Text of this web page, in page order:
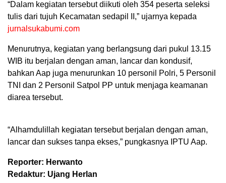
“Dalam kegiatan tersebut diikuti oleh 354 peserta seleksi
tulis dari tujuh Kecamatan sedapil II,” ujarnya kepada
jurnalsukabumi.com
Menurutnya, kegiatan yang berlangsung dari pukul 13.15
WIB itu berjalan dengan aman, lancar dan kondusif,
bahkan Aap juga menurunkan 10 personil Polri, 5 Personil
TNI dan 2 Personil Satpol PP untuk menjaga keamanan
diarea tersebut.
“Alhamdulillah kegiatan tersebut berjalan dengan aman,
lancar dan sukses tanpa ekses,” pungkasnya IPTU Aap.
Reporter: Herwanto
Redaktur: Ujang Herlan